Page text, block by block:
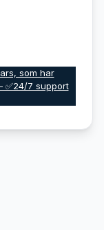
som har
✅24/7 support